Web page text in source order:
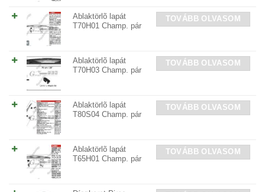
Ablaktörlõ lapát
T70H01 Champ. pár
TOVÁBB OLVASOM
Ablaktörlõ lapát
T70H03 Champ. pár
TOVÁBB OLVASOM
Ablaktörlõ lapát
T80S04 Champ. pár
TOVÁBB OLVASOM
Ablaktörlõ lapát
T65H01 Champ. pár
TOVÁBB OLVASOM